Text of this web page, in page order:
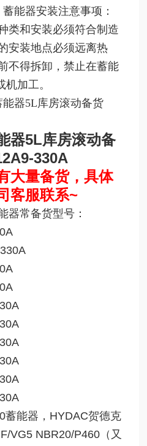
能器安装注意事项：
类和安装必须符合制造
安装地点必须远离热
不得拆卸，禁止在蓄能
加工。
器5L库房滚动备
330A
大量备货，具体
客服联系~
器常备货型号：
蓄能器，HYDAC贺德克
VG5 NBR20/P460（又